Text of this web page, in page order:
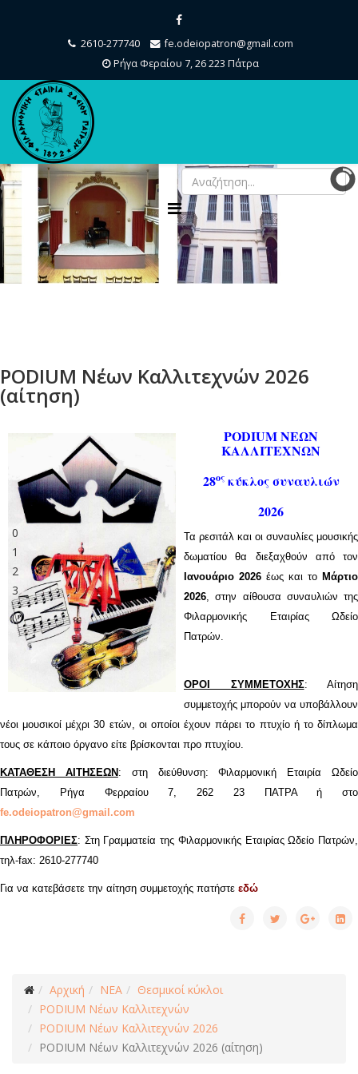
2610-277740
fe.odeiopatron@gmail.com
Ρήγα Φεραίου 7, 26 223 Πάτρα
0
1
2
3
PODIUM Νέων Καλλιτεχνών 2026
(αίτηση)
PODIUM ΝΕΩΝ
ΚΑΛΛΙΤΕΧΝΩΝ
28οςκύκλος συναυλιών
2026
Τα ρεσιτάλ και οι συναυλίες μουσικής
δωματίου θα διεξαχθούν από τον
Ιανουάριο 2026 έως και το Μάρτιο
2026, στην αίθουσα συναυλιών της
Φιλαρμονικής Εταιρίας Ωδείο
Πατρών.
ΟΡΟΙ ΣΥΜΜΕΤΟΧΗΣ: Αίτηση
συμμετοχής μπορούν να υποβάλλουν
νέοι μουσικοί μέχρι 30 ετών, οι οποίοι έχουν πάρει το πτυχίο ή το δίπλωμα
τους σε κάποιο όργανο είτε βρίσκονται προ πτυχίου.
ΚΑΤΑΘΕΣΗ ΑΙΤΗΣΕΩΝ : στη διεύθυνση: Φιλαρμονική Εταιρία Ωδείο
Πατρών, Ρήγα Φερραίου 7, 262 23 ΠΑΤΡΑ ή στο
fe.odeiopatron@gmail.com
ΠΛΗΡΟΦΟΡΙΕΣ: Στη Γραμματεία της Φιλαρμονικής Εταιρίας Ωδείο Πατρών,
τηλ-fax: 2610-277740
Για να κατεβάσετε την αίτηση συμμετοχής πατήστε εδώ
Αρχική ΝΕΑ
Θεσμικοί κύκλοι
PODIUM Νέων Καλλιτεχνών
PODIUM Νέων Καλλιτεχνών 2026
PODIUM Νέων Καλλιτεχνών 2026 (αίτηση)